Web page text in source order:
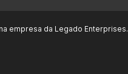
empresa da Legado Enterprises.